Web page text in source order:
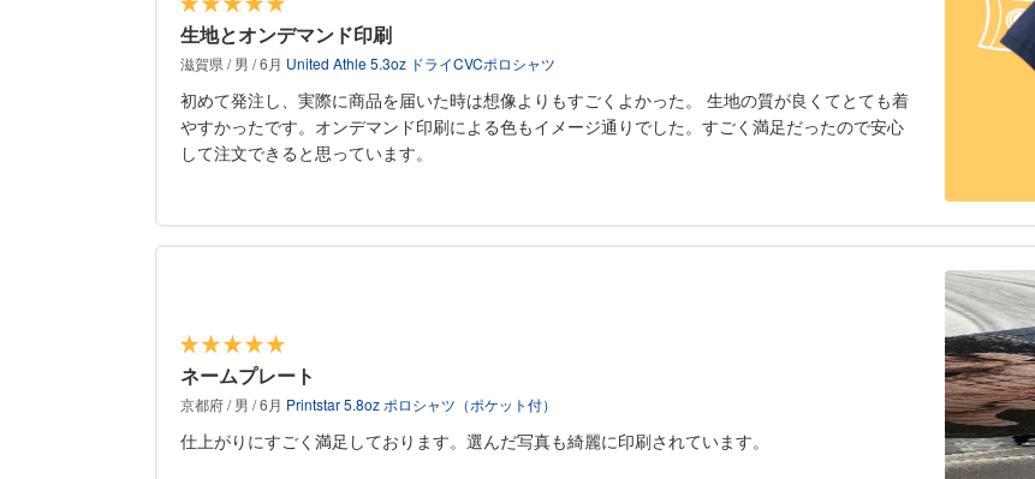
生地とオンデマンド印刷
滋賀県 / 男 / 6月 United Athle 5.3oz ドライCVCポロシャツ
初めて発注し、実際に商品を届いた時は想像よりもすごくよかった。 生地の質が良くてとても着
やすかったです。オンデマンド印刷による色もイメージ通りでした。すごく満足だったので安心
して注文できると思っています。
ネームプレート
京都府 / 男 / 6月 Printstar 5.8oz ポロシャツ（ポケット付）
仕上がりにすごく満足しております。選んだ写真も綺麗に印刷されています。